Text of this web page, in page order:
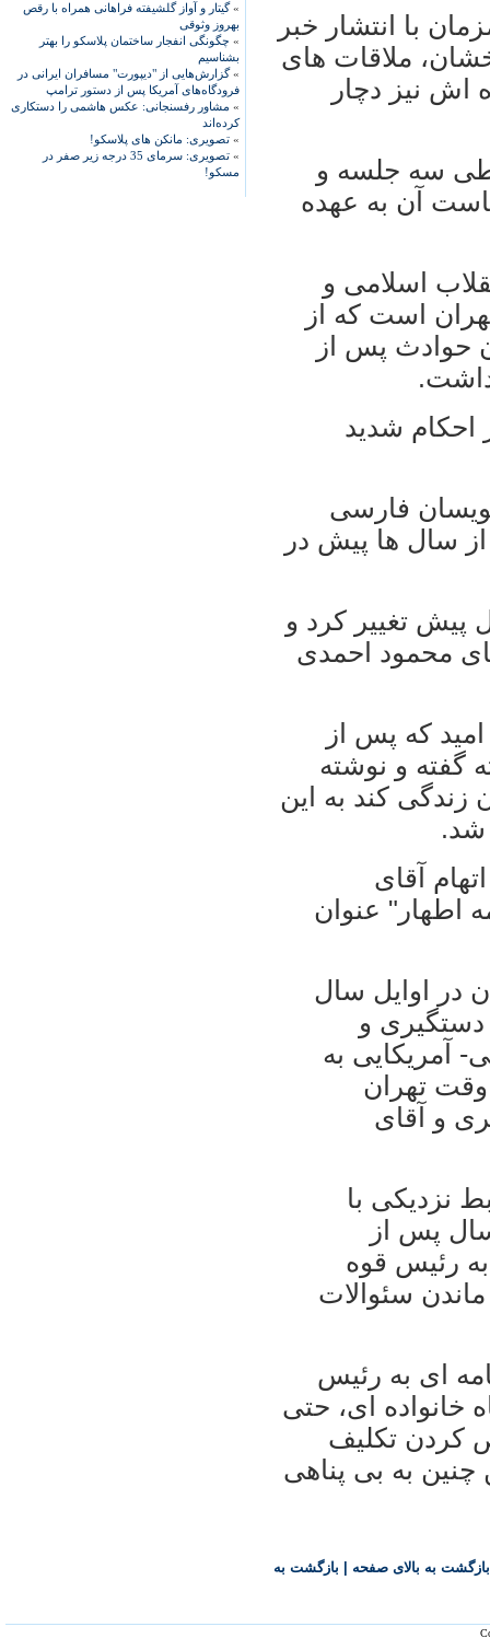
»گیتار و آواز گلشیفته فراهانی همراه با رقص
بهروز وثوقی
» چگونگی انفجار ساختمان پلاسکو را بهتر
بشناسیم
»گزارش‌هایی از "دیپورت" مسافران ایرانی در
فرودگاه‌های آمریکا پس از دستور ترامپ
» مشاور رفسنجانی: عکس هاشمی را دستکاری
کرده‌اند
» تصویری: مانکن های پلاسکو!
»
تصویری: سرمای 35 درجه زیر صفر در
مسکو!
با انتشار خبر
ملاقات های
اش نیز دچار
طی سه جلسه و
آن به عهده
۱۵ دادگاه انقلاب اسلامی و
است که از
حوادث پس از
داشت.
احکام شدید
فارسی
سال ها پیش در
پیش تغییر کرد و
محمود احمدی
که پس از
گفته و نوشته
زندگی کند به این
شد.
آقای
اطهار" عنوان
در اوایل سال
دستگیری و
آمریکایی به
وقت تهران
و آقای
نزدیکی با
پس از
رئیس قوه
ماندن سئوالات
ای به رئیس
خانواده ای، حتی
کردن تکلیف
چنین به بی پناهی
بازگشت به بالای صفحه بازگشت به